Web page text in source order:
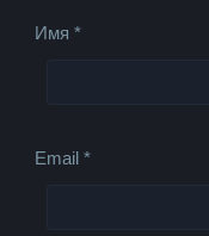
Имя*
Email*